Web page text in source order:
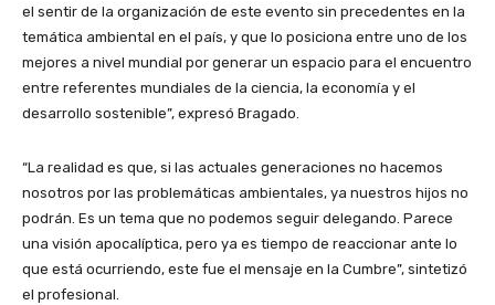
el sentir de la organización de este evento sin precedentes en la
temática ambiental en el país, y que lo posiciona entre uno de los
mejores a nivel mundial por generar un espacio para el encuentro
entre referentes mundiales de la ciencia, la economía y el
desarrollo sostenible”, expresó Bragado.
“La realidad es que, si las actuales generaciones no hacemos
nosotros por las problemáticas ambientales, ya nuestros hijos no
podrán. Es un tema que no podemos seguir delegando. Parece
una visión apocalíptica, pero ya es tiempo de reaccionar ante lo
que está ocurriendo, este fue el mensaje en la Cumbre”, sintetizó
el profesional.